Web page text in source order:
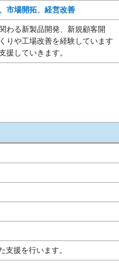
市場開拓、経営改善
わる新製品開発、新規顧客開
りや工場改善を経験しています
援していきます。
支援を行います。